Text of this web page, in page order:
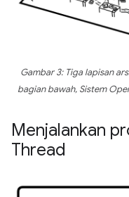
Gambar 3: Tiga lapisan
bagian bawah, Sistem
Menjalankan
Thread